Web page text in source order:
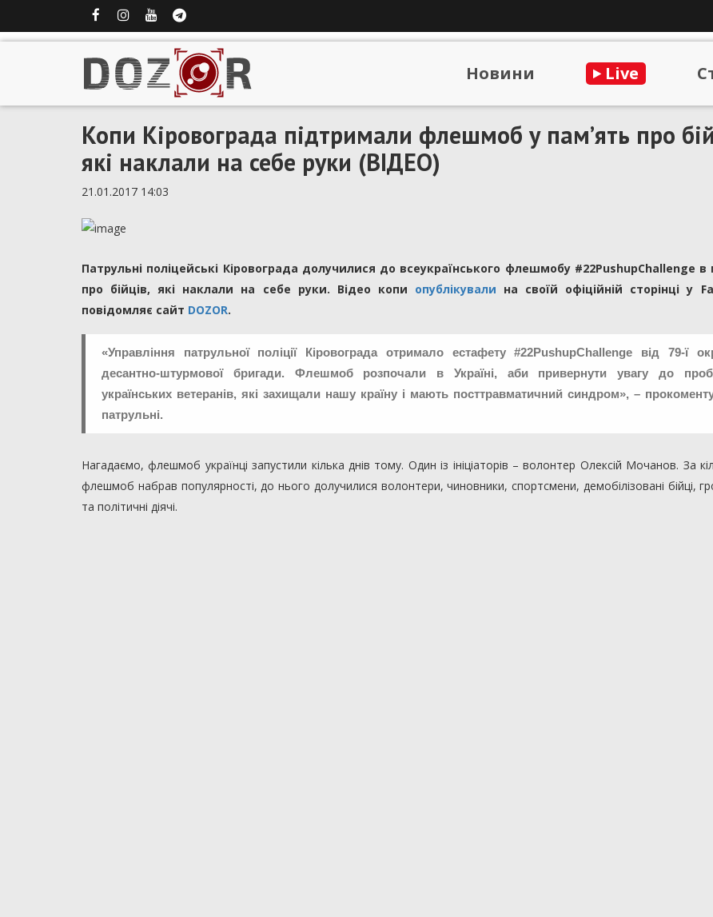
Новини Live
Копи Кіровограда підтримали флешмоб у пам’ять про
які наклали на себе руки (ВІДЕО)
21.01.2017 14:03
Патрульні поліцейські Кіровограда долучилися до всеукраїнського флешмобу #22PushupChallenge в
про бійців, які наклали на себе руки. Відео копи опублікували на своїй офіційній сторінці у
повідомляє сайт DOZOR.
«Управління патрульної поліції Кіровограда отримало естафету #22PushupChallenge від 79-ї
десантно-штурмової бригади. Флешмоб розпочали в Україні, аби привернути увагу до
українських ветеранів, які захищали нашу країну і мають посттравматичний синдром», –
патрульні.
Нагадаємо, флешмоб українці запустили кілька днів тому. Один із ініціаторів – волонтер Олексій Мочанов. За
флешмоб набрав популярності, до нього долучилися волонтери, чиновники, спортсмени, демобілізовані бійці,
та політичні діячі.